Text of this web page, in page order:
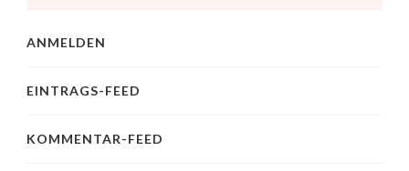
ANMELDEN
EINTRAGS-FEED
KOMMENTAR-FEED